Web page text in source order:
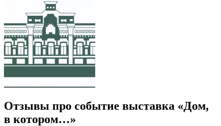
Отзывы про событие выставка «Дом,
в котором…»